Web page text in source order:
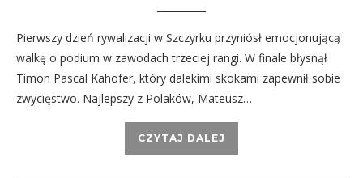
Pierwszy dzień rywalizacji w Szczyrku przyniósł emocjonującą
walkę o podium w zawodach trzeciej rangi. W finale błysnął
Timon Pascal Kahofer, który dalekimi skokami zapewnił sobie
zwycięstwo. Najlepszy z Polaków, Mateusz…
CZYTAJ DALEJ